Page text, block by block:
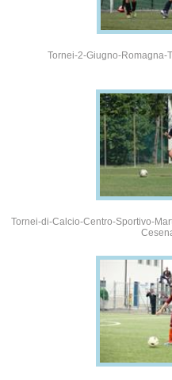
Tornei-2-Giugno-Romagna-
Tornei-di-Calcio-Centro-Sportivo-